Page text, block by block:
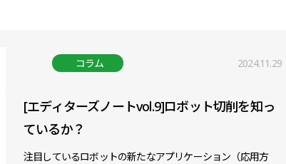
コラム 2024.11.29
[エディターズノートvol.9]ロボット切削を知っ
ているか？
注目しているロボットの新たなアプリケーション（応用方